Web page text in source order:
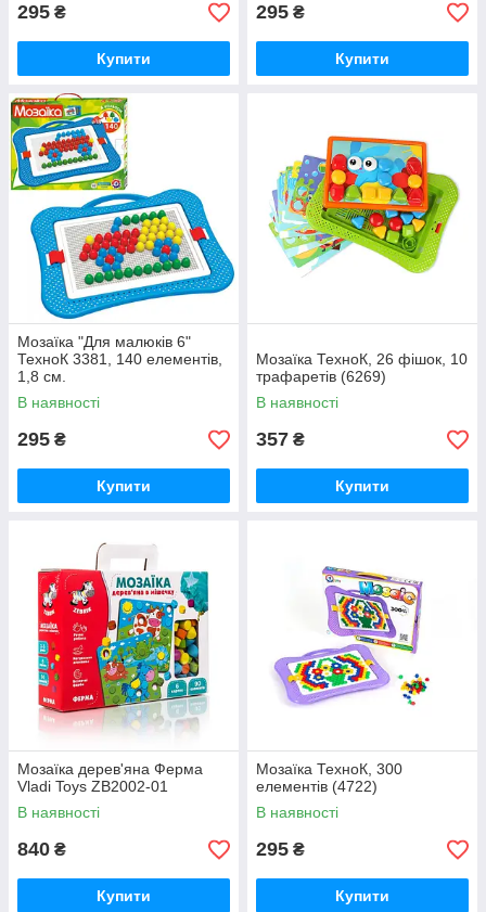
295 ₴
Купити
295 ₴
Купити
Мозаїка "Для малюків 6"
ТехноК 3381, 140 елементів,
1,8 см.
В наявності
295 ₴
Купити
Мозаїка ТехноК, 26 фішок, 10
трафаретів (6269)
В наявності
357 ₴
Купити
Мозаїка дерев'яна Ферма
Vladi Toys ZB2002-01
В наявності
840 ₴
Купити
Мозаїка ТехноК, 300
елементів (4722)
В наявності
295 ₴
Купити